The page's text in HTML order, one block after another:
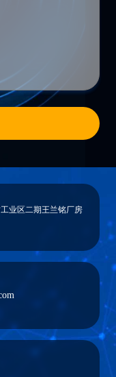
业区二期王兰铭厂房